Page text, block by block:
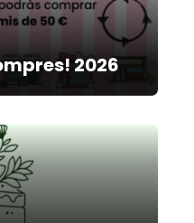
2026